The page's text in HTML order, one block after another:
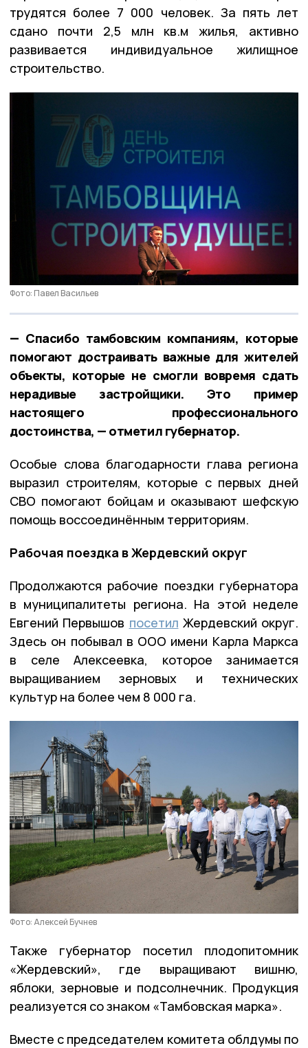
трудятся более 7 000 человек. За пять лет
сдано почти 2,5 млн кв.м жилья, активно
развивается индивидуальное жилищное
строительство.
Фото: Павел Васильев
— Спасибо тамбовским компаниям, которые
помогают достраивать важные для жителей
объекты, которые не смогли вовремя сдать
нерадивые застройщики. Это пример
настоящего профессионального
достоинства, — отметил губернатор.
Особые слова благодарности глава региона
выразил строителям, которые с первых дней
СВО помогают бойцам и оказывают шефскую
помощь воссоединённым территориям.
Рабочая поездка в Жердевский округ
Продолжаются рабочие поездки губернатора
в муниципалитеты региона. На этой неделе
Евгений Первышов посетил Жердевский округ.
Здесь он побывал в ООО имени Карла Маркса
в селе Алексеевка, которое занимается
выращиванием зерновых и технических
культур на более чем 8 000 га.
Фото: Алексей Бучнев
Также губернатор посетил плодопитомник
«Жердевский», где выращивают вишню,
яблоки, зерновые и подсолнечник. Продукция
реализуется со знаком «Тамбовская марка».
Вместе с председателем комитета облдумы по